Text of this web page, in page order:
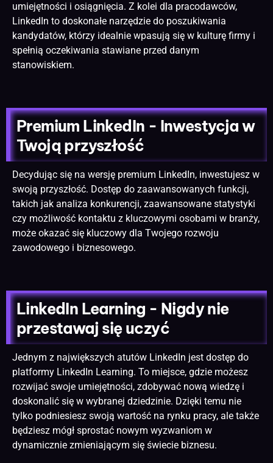
umiejętności i osiągnięcia. Z kolei dla pracodawców,
LinkedIn to doskonałe narzędzie do poszukiwania
kandydatów, którzy idealnie wpasują się w kulturę firmy i
spełnią oczekiwania stawiane przed danym
stanowiskiem.
Premium LinkedIn - Inwestycja w
Twoją przyszłość
Decydując się na wersję premium LinkedIn, inwestujesz w
swoją przyszłość. Dostęp do zaawansowanych funkcji,
takich jak analiza konkurencji, zaawansowane statystyki
czy możliwość kontaktu z kluczowymi osobami w branży,
może okazać się kluczowy dla Twojego rozwoju
zawodowego i biznesowego.
LinkedIn Learning - Nigdy nie
przestawaj się uczyć
Jednym z największych atutów LinkedIn jest dostęp do
platformy LinkedIn Learning. To miejsce, gdzie możesz
rozwijać swoje umiejętności, zdobywać nową wiedzę i
doskonalić się w wybranej dziedzinie. Dzięki temu nie
tylko podniesiesz swoją wartość na rynku pracy, ale także
będziesz mógł sprostać nowym wyzwaniom w
dynamicznie zmieniającym się świecie biznesu.